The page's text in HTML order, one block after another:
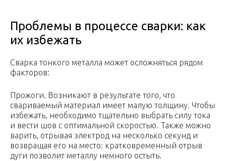
Проблемы в процессе сварки: как
их избежать
Сварка тонкого металла может осложняться рядом
факторов:
Прожоги. Возникают в результате того, что
свариваемый материал имеет малую толщину. Чтобы
избежать, необходимо тщательно выбрать силу тока
и вести шов с оптимальной скоростью. Также можно
варить, отрывая электрод на несколько секунд и
возвращая его на место: кратковременный отрыв
дуги позволит металлу немного остыть.